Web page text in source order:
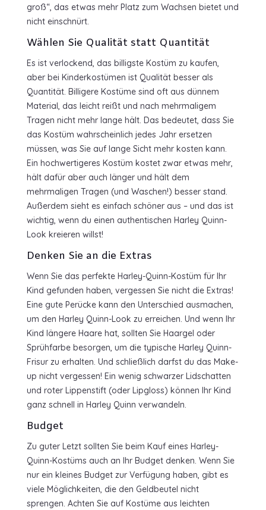
groß“, das etwas mehr Platz zum Wachsen bietet und
nicht einschnürt.
Wählen Sie Qualität statt Quantität
Es ist verlockend, das billigste Kostüm zu kaufen,
aber bei Kinderkostümen ist Qualität besser als
Quantität. Billigere Kostüme sind oft aus dünnem
Material, das leicht reißt und nach mehrmaligem
Tragen nicht mehr lange hält. Das bedeutet, dass Sie
das Kostüm wahrscheinlich jedes Jahr ersetzen
müssen, was Sie auf lange Sicht mehr kosten kann.
Ein hochwertigeres Kostüm kostet zwar etwas mehr,
hält dafür aber auch länger und hält dem
mehrmaligen Tragen (und Waschen!) besser stand.
Außerdem sieht es einfach schöner aus – und das ist
wichtig, wenn du einen authentischen Harley Quinn-
Look kreieren willst!
Denken Sie an die Extras
Wenn Sie das perfekte Harley-Quinn-Kostüm für Ihr
Kind gefunden haben, vergessen Sie nicht die Extras!
Eine gute Perücke kann den Unterschied ausmachen,
um den Harley Quinn-Look zu erreichen. Und wenn Ihr
Kind längere Haare hat, sollten Sie Haargel oder
Sprühfarbe besorgen, um die typische Harley Quinn-
Frisur zu erhalten. Und schließlich darfst du das Make-
up nicht vergessen! Ein wenig schwarzer Lidschatten
und roter Lippenstift (oder Lipgloss) können Ihr Kind
ganz schnell in Harley Quinn verwandeln.
Budget
Zu guter Letzt sollten Sie beim Kauf eines Harley-
Quinn-Kostüms auch an Ihr Budget denken. Wenn Sie
nur ein kleines Budget zur Verfügung haben, gibt es
viele Möglichkeiten, die den Geldbeutel nicht
sprengen. Achten Sie auf Kostüme aus leichten